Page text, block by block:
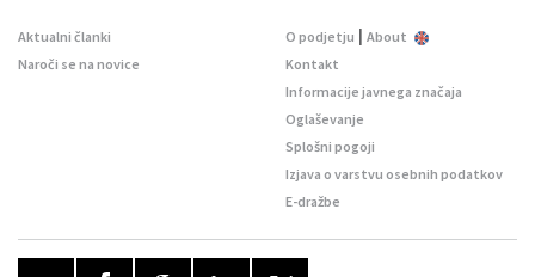
Aktualni članki
Naroči se na novice
O podjetju | About
Kontakt
Informacije javnega značaja
Oglaševanje
Splošni pogoji
Izjava o varstvu osebnih podatkov
E-dražbe